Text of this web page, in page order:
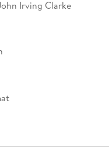
Irving Clarke